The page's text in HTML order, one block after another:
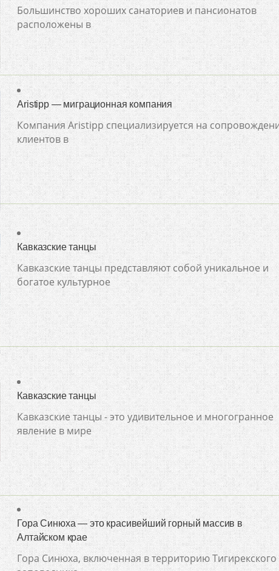
Большинство хороших санаториев и пансионатов
расположены в
Aristipp — миграционная компания
Компания Aristipp специализируется на
клиентов в
Кавказские танцы
Кавказские танцы представляют собой уникальное и
богатое культурное
Кавказские танцы
Кавказские танцы - это удивительное и многогранное
явление в мире
Гора Синюха — это красивейший горный массив в
Алтайском крае
Гора Синюха, включенная в территорию Тигирекского